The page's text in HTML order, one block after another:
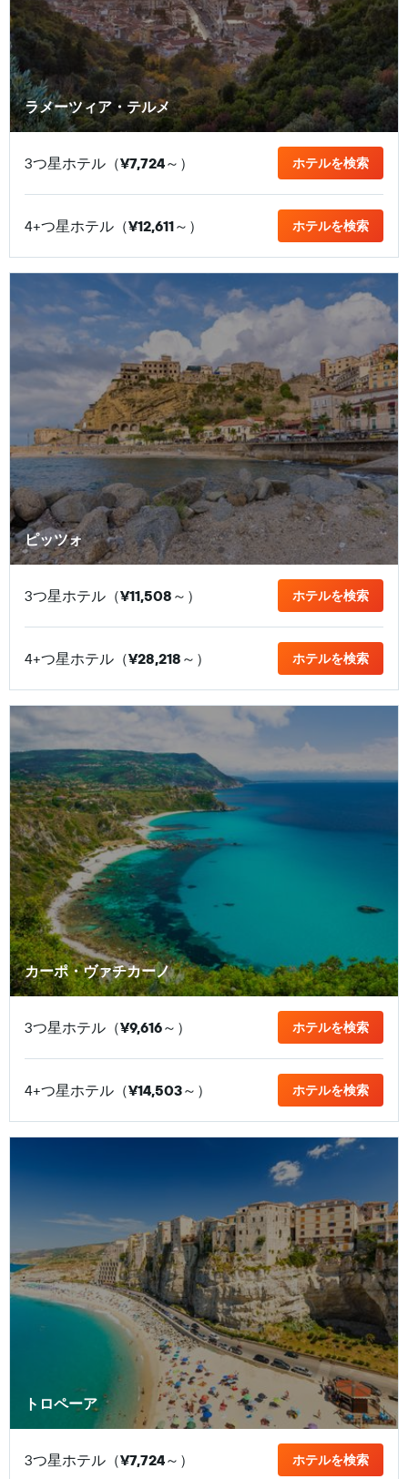
ラメーツィア・テルメ
3つ星ホテル（¥7,724​～） ホテルを検索
4+つ星ホテル（¥12,611​～） ホテルを検索
ピッツォ
3つ星ホテル（¥11,508 ​～） ホテルを検索
4+つ星ホテル（¥28,218 ​～） ホテルを検索
カーポ・ヴァチカーノ
3つ星ホテル（¥9,616​～） ホテルを検索
4+つ星ホテル（¥14,503​～） ホテルを検索
トロペーア
3つ星ホテル（¥7,724​～） ホテルを検索